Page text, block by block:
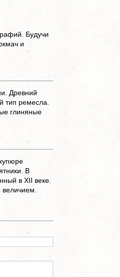
Будучи
и
Древний
тип ремесла.
глиняные
В
в XII веке.